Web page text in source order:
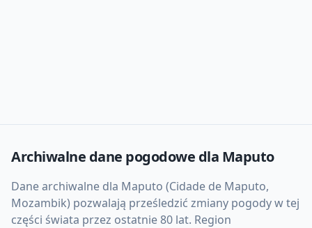
Archiwalne dane pogodowe dla Maputo
Dane archiwalne dla Maputo (Cidade de Maputo,
Mozambik) pozwalają prześledzić zmiany pogody w tej
części świata przez ostatnie 80 lat. Region